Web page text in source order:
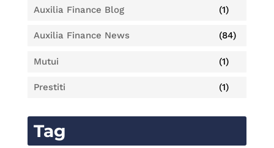
Auxilia Finance Blog (1)
Auxilia Finance News (84)
Mutui (1)
Prestiti (1)
Tag